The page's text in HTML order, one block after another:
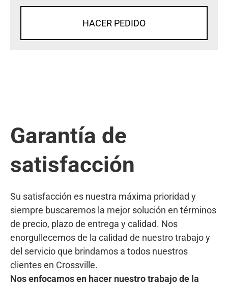
HACER PEDIDO
Garantía de
satisfacción
Su satisfacción es nuestra máxima prioridad y
siempre buscaremos la mejor solución en términos
de precio, plazo de entrega y calidad. Nos
enorgullecemos de la calidad de nuestro trabajo y
del servicio que brindamos a todos nuestros
clientes en Crossville.
Nos enfocamos en hacer nuestro trabajo de la